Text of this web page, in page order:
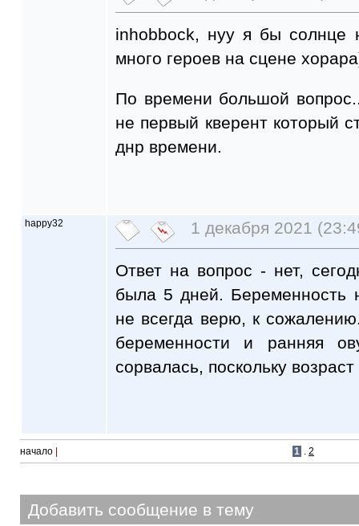
inhobbock, нуу я бы солнце
много героев на сцене
По времени большой
не первый кверент который
днр времени.
happy32 1 декабря 2021
Ответ на вопрос - нет,
была 5 дней. Беременность
не всегда верю, к
беременности и ранняя
сорвалась, поскольку
начало 1 . 2
Добавить сообщение в тему